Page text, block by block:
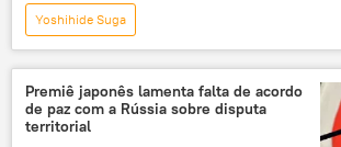
Yoshihide Suga
Ásia e Oceania
Mundo
Notícias
COVID-19
primeiro-ministro
Premiê japonês lamenta falta de acordo
de paz com a Rússia sobre disputa
territorial